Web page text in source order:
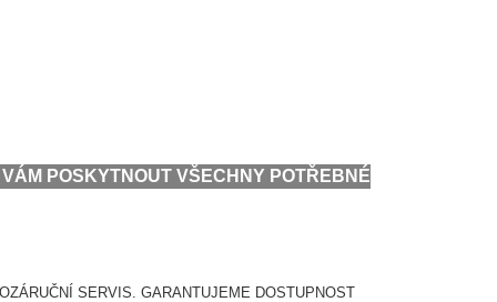
POSKYTNOUT VŠECHNY POTŘEBNÉ
SERVIS. GARANTUJEME DOSTUPNOST